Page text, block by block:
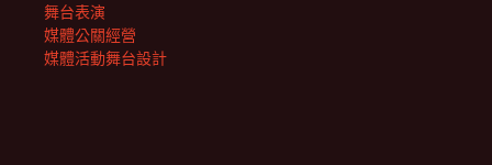
舞台表演
媒體公關經營
媒體活動舞台設計